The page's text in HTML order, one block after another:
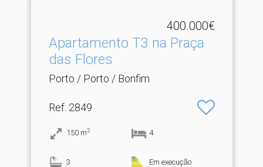
400.000€
Apartamento T3 na Praça
das Flores
Porto / Porto / Bonfim
Ref: 2849
150 m2 4
3 Em execução